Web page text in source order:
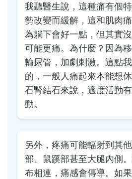
我聽醫生說，這種痛有個
勢改變而緩解，這和肌肉
為躺下會好一點，但其實
可能更痛。為什麼？因為
輸尿管，加劇刺激。這點
的，一般人痛起來本能想
石腎結石來說，適度活動
動。
另外，疼痛可能輻射到其
部、鼠蹊部甚至大腿內側
布相連，痛感會傳導。如